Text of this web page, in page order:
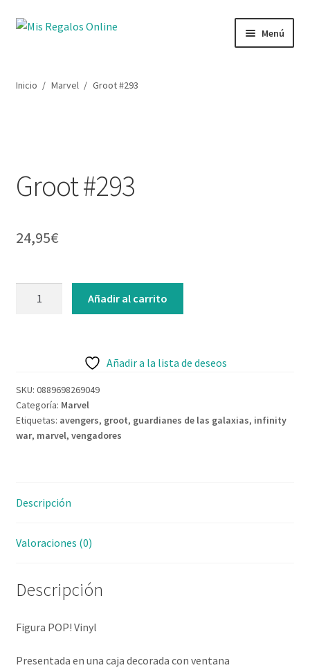
Menú
Ofertas
Lista de deseos
Mi cuenta
Inicio / Marvel / Groot #293
Groot #293
24,95€
Añadir al carrito
Añadir a la lista de deseos
SKU: 0889698269049
Categoría: Marvel
Etiquetas: avengers, groot, guardianes de las galaxias, infinity
war, marvel, vengadores
Descripción
Valoraciones (0)
Descripción
Figura POP! Vinyl
Presentada en una caja decorada con ventana